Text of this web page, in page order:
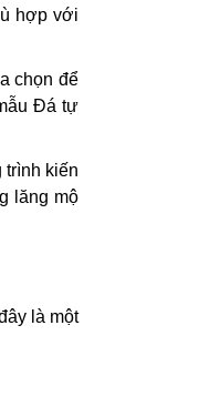
hợp với
chọn để
Đá tự
trình kiến
lăng mộ
là một